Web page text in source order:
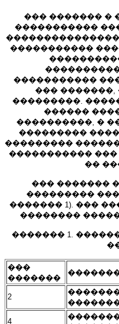
��� ������� �
�����������
�����������
�����������
��� �������,
���������.
������
����������, �
���������
���������
�����������
��
��� �������
���������
������� 1). ���
��������
������� 1.
���
�������
2
4